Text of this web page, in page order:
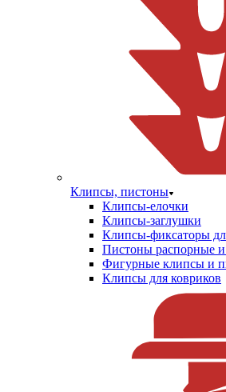
Клипсы, пистоны
Клипсы-елочки
Клипсы-заглушки
Клипсы-фиксаторы
Пистоны распорные
Фигурные клипсы и
Клипсы для ковриков